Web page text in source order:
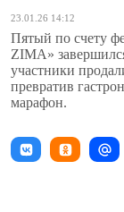
23.01.26 14:12
Пятый по счету
ZIMA»
участники
превратив
марафон.